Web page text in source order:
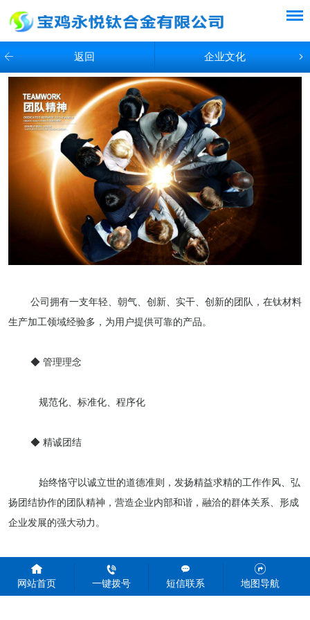
返回 企业文化
公司拥有一支年轻、朝气、创新、实干、创新的团队，在钛材料
生产加工领域经验多，为用户提供可靠的产品。
◆ 管理理念
规范化、标准化、程序化
◆ 精诚团结
始终恪守以诚立世的道德准则，发扬精益求精的工作作风、弘
扬团结协作的团队精神，营造企业内部和谐，融洽的群体关系、形成
企业发展的强大动力。
网站首页 一键拨号 短信联系 地图导航